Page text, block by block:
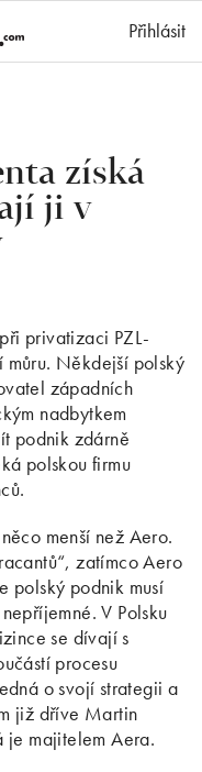
Přihlásit
získá
ji v
privatizaci PZL-
můru. Někdejší polský
západních
nadbytkem
podnik zdárně
polskou firmu
menší než Aero.
zatímco Aero
polský podnik musí
V Polsku
se dívají s
procesu
o svojí strategii a
již dříve Martin
je majitelem Aera.